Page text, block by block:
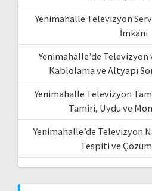
Yenimahalle Televizyon
İmkanı
Yenimahalle’de
Kablolama ve Altyapı
Yenimahalle Televizyon
Tamiri, Uydu ve
Yenimahalle’de Televizyon
Tespiti ve